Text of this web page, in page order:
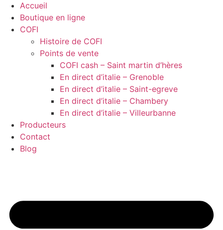
Accueil
Boutique en ligne
COFI
Histoire de COFI
Points de vente
COFI cash – Saint martin d’hères
En direct d’italie – Grenoble
En direct d’italie – Saint-egreve
En direct d’italie – Chambery
En direct d’italie – Villeurbanne
Producteurs
Contact
Blog